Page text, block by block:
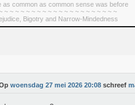
as common as common sense was before
~ ~ ~ ~ ~ ~ ~ ~ ~ ~ ~ ~ ~ ~ ~ ~ ~ ~ ~ ~ ~
Bigotry and Narrow-Mindedness
woensdag 27 mei 2026 20:08 schreef